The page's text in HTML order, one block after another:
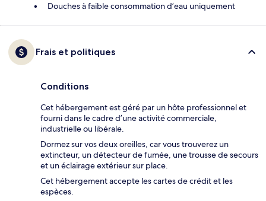
Douches à faible consommation d’eau uniquement
Frais et politiques
Conditions
Cet hébergement est géré par un hôte professionnel et
fourni dans le cadre d’une activité commerciale,
industrielle ou libérale.
Dormez sur vos deux oreilles, car vous trouverez un
extincteur, un détecteur de fumée, une trousse de secours
et un éclairage extérieur sur place.
Cet hébergement accepte les cartes de crédit et les
espèces.